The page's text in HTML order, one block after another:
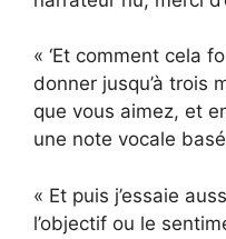
« ‘Et comment cela
donner jusqu’à trois
que vous aimez, et
une note vocale
« Et puis j’essaie
l’objectif ou le